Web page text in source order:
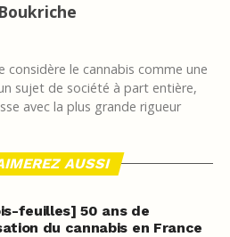
considère le cannabis comme une
sujet de société à part entière,
avec la plus grande rigueur
AUSSI
feuilles] 50 ans de
du cannabis en France